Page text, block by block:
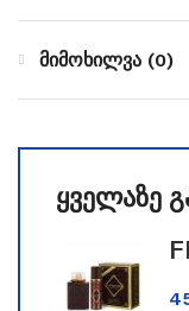
მიმოხილვა (0)
ყველაზე